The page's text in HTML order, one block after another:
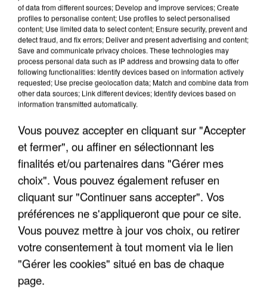
LES INTERVIEWS CHANTE
FRANCE
Voir plus
"JE SUIS À DISPOSITION DES
ENFOIRÉS"
"ON A TOUS LE TRAC"
"ON N'EST PAS DES PARENTS
PARFAITS"
of data from different sources; Develop and improve services; Create
profiles to personalise content; Use profiles to select personalised
content; Use limited data to select content; Ensure security, prevent and
detect fraud, and fix errors; Deliver and present advertising and content;
Save and communicate privacy choices. These technologies may
process personal data such as IP address and browsing data to offer
following functionalities: Identify devices based on information actively
requested; Use precise geolocation data; Match and combine data from
other data sources; Link different devices; Identify devices based on
information transmitted automatically.
Vous pouvez accepter en cliquant sur "Accepter
et fermer", ou affiner en sélectionnant les
finalités et/ou partenaires dans "Gérer mes
choix". Vous pouvez également refuser en
cliquant sur "Continuer sans accepter". Vos
préférences ne s'appliqueront que pour ce site.
Vous pouvez mettre à jour vos choix, ou retirer
votre consentement à tout moment via le lien
"Gérer les cookies" situé en bas de chaque
page.